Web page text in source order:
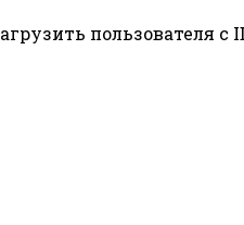
пользователя с